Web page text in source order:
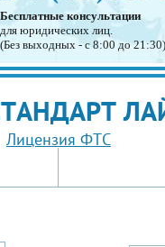
Бесплатные консультации
для юридических лиц.
(Без выходных - с 8:00 до 21:30)
Лицензия ФТС